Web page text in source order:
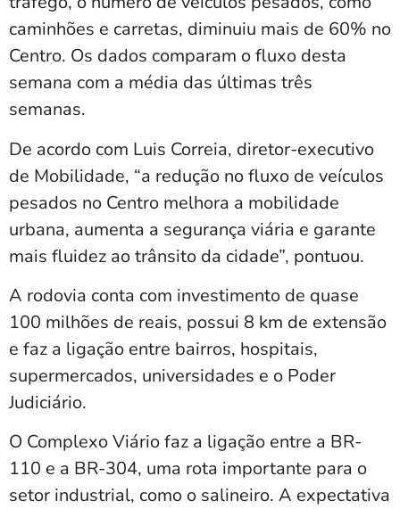
caminhões e carretas, diminuiu mais de 60% no
Centro. Os dados comparam o fluxo desta
semana com a média das últimas três
semanas.
De acordo com Luis Correia, diretor-executivo
de Mobilidade, “a redução no fluxo de veículos
pesados no Centro melhora a mobilidade
urbana, aumenta a segurança viária e garante
mais fluidez ao trânsito da cidade”, pontuou.
A rodovia conta com investimento de quase
100 milhões de reais, possui 8 km de extensão
e faz a ligação entre bairros, hospitais,
supermercados, universidades e o Poder
Judiciário.
O Complexo Viário faz a ligação entre a BR-
110 e a BR-304, uma rota importante para o
setor industrial, como o salineiro. A expectativa